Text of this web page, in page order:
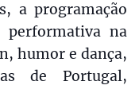
a programação
performativa na
humor e dança,
de Portugal,